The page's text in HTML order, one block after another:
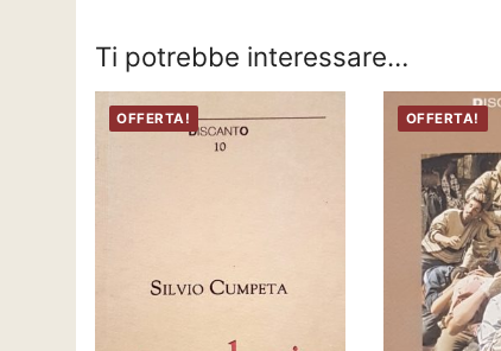
Ti potrebbe interessare…
OFFERTA! OFFERTA!